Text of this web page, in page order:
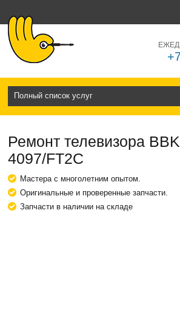
Полный список услуг
Ремонт телевизора
4097/FT2C
Мастера с многолетним опытом.
Оригинальные и проверенные запчасти.
Запчасти в наличии на складе